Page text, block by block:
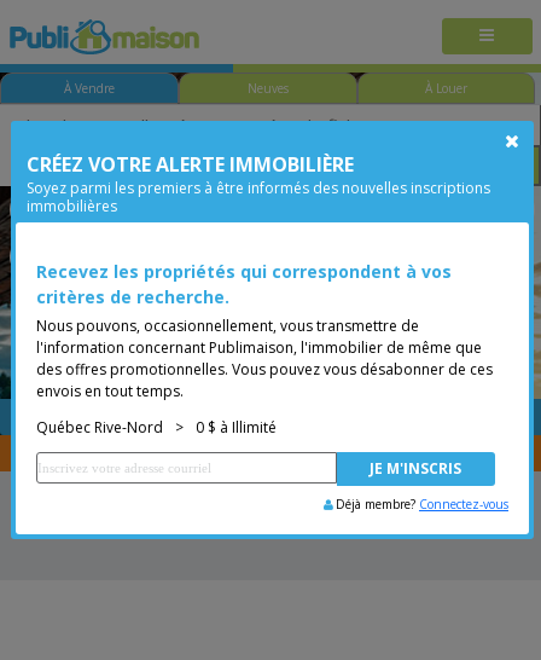
À Vendre Neuves À Louer
Chambre Prix
Québec - Vieux-Québec/Cap-Blanc/Colline parlem.
Placer une annonce
Vous êtes courtier, transférer vos propriétés avecCENTRIS
CRÉEZ VOTRE ALERTE IMMOBILIÈRE
Soyez parmi les premiers à être informés des nouvelles inscriptions
immobilières
Recevez les propriétés qui correspondent à vos
critères de recherche.
Nous pouvons, occasionnellement, vous transmettre de
l'information concernant Publimaison, l'immobilier de même que
des offres promotionnelles. Vous pouvez vous désabonner de ces
envois en tout temps.
Québec Rive-Nord
> 0 $ à Illimité
Déjà membre? Connectez-vous